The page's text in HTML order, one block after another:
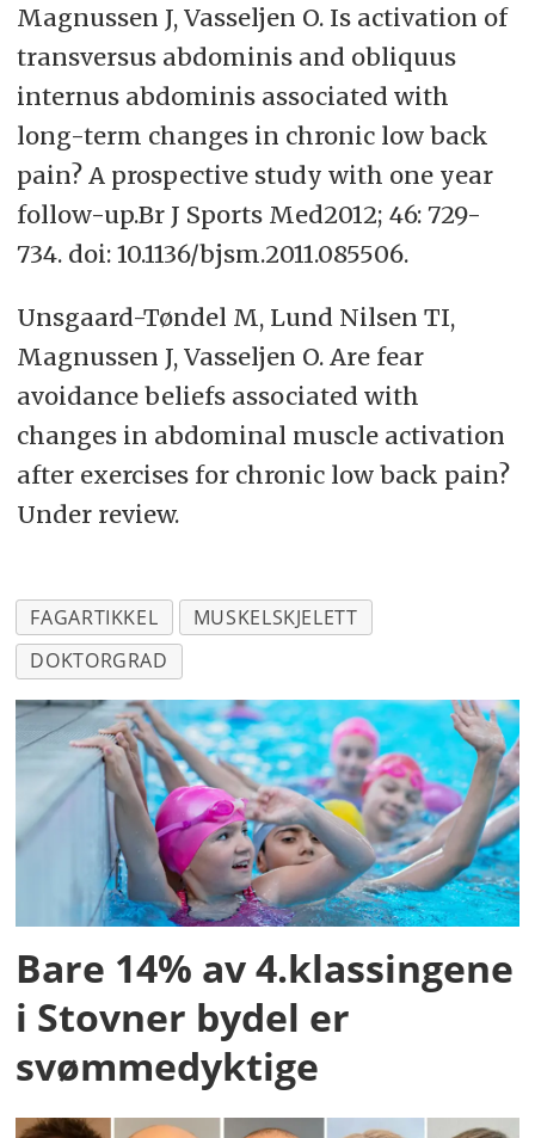
Magnussen J, Vasseljen O. Is activation of
transversus abdominis and obliquus
internus abdominis associated with
long-term changes in chronic low back
pain? A prospective study with one year
follow-up.Br J Sports Med2012; 46: 729-
734. doi: 10.1136/bjsm.2011.085506.
Unsgaard-Tøndel M, Lund Nilsen TI,
Magnussen J, Vasseljen O. Are fear
avoidance beliefs associated with
changes in abdominal muscle activation
after exercises for chronic low back pain?
Under review.
FAGARTIKKEL
MUSKELSKJELETT
DOKTORGRAD
Bare 14% av 4.klassingene
i Stovner bydel er
svømmedyktige